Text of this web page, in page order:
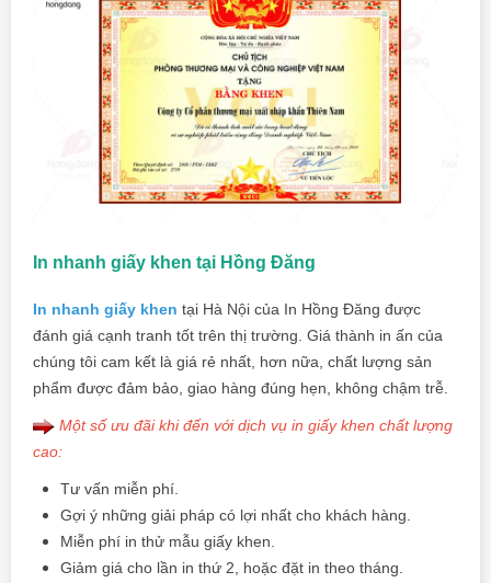
In nhanh giấy khen tại Hồng Đăng
In nhanh giấy khen tại Hà Nội của In Hồng Đăng được
đánh giá cạnh tranh tốt trên thị trường. Giá thành in ấn của
chúng tôi cam kết là giá rẻ nhất, hơn nữa, chất lượng sản
phẩm được đảm bảo, giao hàng đúng hẹn, không chậm trễ.
Một số ưu đãi khi đến với dịch vụ in giấy khen chất lượng
cao:
Tư vấn miễn phí.
Gợi ý những giải pháp có lợi nhất cho khách hàng.
Miễn phí in thử mẫu giấy khen.
Giảm giá cho lần in thứ 2, hoặc đặt in theo tháng.